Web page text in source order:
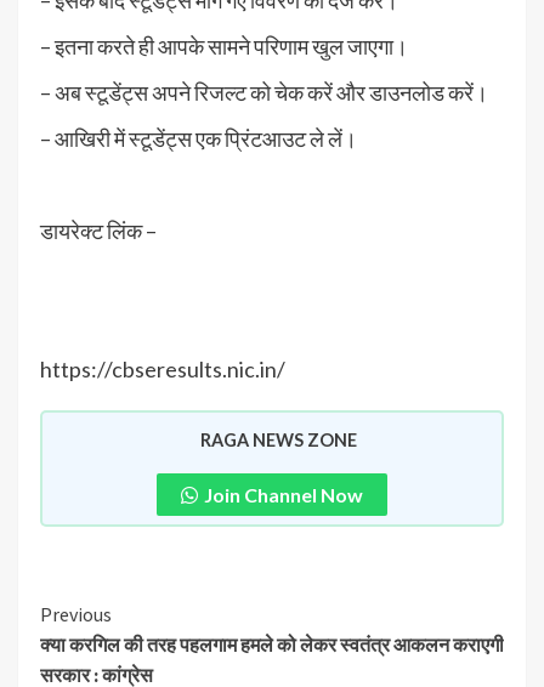
– इतना करते ही आपके सामने परिणाम खुल जाएगा।
– अब स्टूडेंट्स अपने रिजल्ट को चेक करें और डाउनलोड करें।
– आखिरी में स्टूडेंट्स एक प्रिंटआउट ले लें।
डायरेक्ट लिंक –
https://cbseresults.nic.in/
RAGA NEWS ZONE
Join Channel Now
Previous
क्या करगिल की तरह पहलगाम हमले को लेकर स्वतंत्र आकलन कराएगी
सरकार : कांग्रेस